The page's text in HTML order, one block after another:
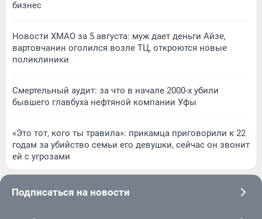
бизнес
Новости ХМАО за 5 августа: муж дает деньги Айзе,
вартовчанин оголился возле ТЦ, откроются новые
поликлиники
Смертельный аудит: за что в начале 2000-х убили
бывшего главбуха нефтяной компании Уфы
«Это тот, кого ты травила»: прикамца приговорили к 22
годам за убийство семьи его девушки, сейчас он звонит
ей с угрозами
Подписаться на новости